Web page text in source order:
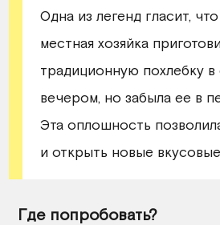
Одна из легенд гласит,
местная хозяйка
традиционную похлебку в
вечером, но забыла ее в
Эта оплошность
и открыть новые
Где попробовать?